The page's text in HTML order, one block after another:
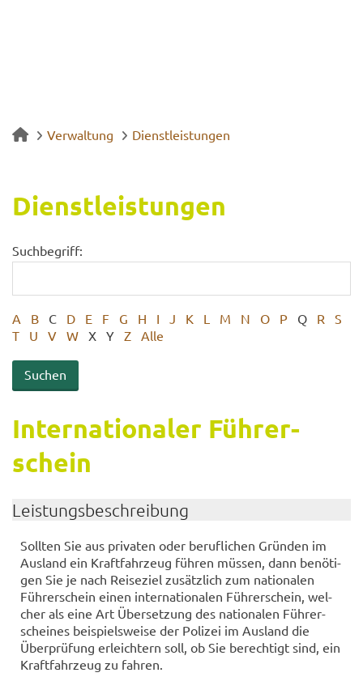
Verwaltung Dienstleistungen
Dienst­leis­tun­gen
Suchbegriff:
A B C D E F G H I J K L M N O P Q R
S
T
U V W X Y Z Alle
In­ter­na­tio­na­ler Füh­rer­
schein
Leis­tungs­be­schrei­bung
Soll­ten Sie aus pri­va­ten oder be­ruf­li­chen Grün­den im
Aus­land ein Kraft­fahr­zeug füh­ren müs­sen, dann be­nö­ti­
gen Sie je nach Rei­se­ziel zu­sätz­lich zum na­tio­na­len
Füh­rer­schein einen in­ter­na­tio­na­len Füh­rer­schein, wel­
cher als eine Art Über­set­zung des na­tio­na­len Füh­rer­
schei­nes bei­spiels­wei­se der Po­li­zei im Aus­land die
Über­prü­fung er­leich­tern soll, ob Sie be­rech­tigt sind, ein
Kraft­fahr­zeug zu fah­ren.